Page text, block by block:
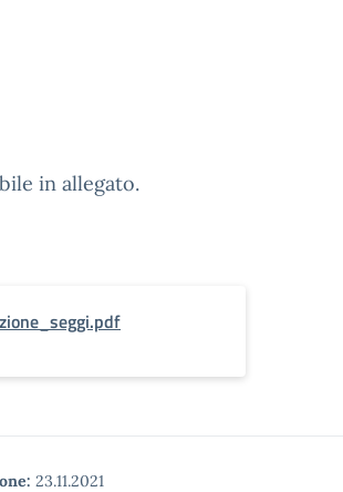
in allegato.
23.11.2021